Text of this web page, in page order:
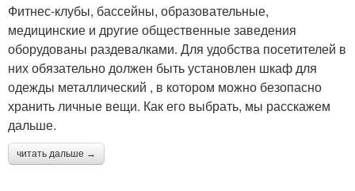
Фитнес-клубы, бассейны, образовательные,
медицинские и другие общественные заведения
оборудованы раздевалками. Для удобства посетителей в
них обязательно должен быть установлен шкаф для
одежды металлический , в котором можно безопасно
хранить личные вещи. Как его выбрать, мы расскажем
дальше.
читать дальше →